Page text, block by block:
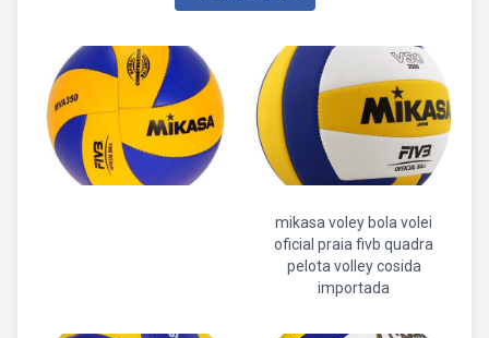
mikasa voley bola volei
oficial praia fivb quadra
pelota volley cosida
importada